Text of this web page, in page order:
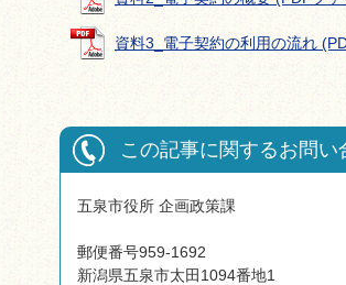
資料3_電子契約の利用の流れ
この記事に関するお問い
五泉市役所 企画政策課
郵便番号959-1692
新潟県五泉市太田1094番地1